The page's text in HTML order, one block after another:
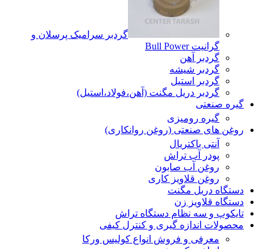
گردبر سرامیک پرسلان و
گرانیت Bull Power
گردبر آهن
گردبر شیشه
گردبر استیل
گردبر دریل مگنت (آهن،فولاد،استیل)
گیره صنعتی
گیره رومیزی
روغن های صنعتی (روغن روانکاری)
آنتی باکتریال
پودر آب تراش
روغن آب صابون
روغن قلاویز کاری
دستگاه دریل مگنت
دستگاه قلاویز زن
تایکوپ و سه نظام دستگاه تراش
محصولات اندازه گیری و کنترل کیفی
معرفی و فروش انواع کولیس ورکا